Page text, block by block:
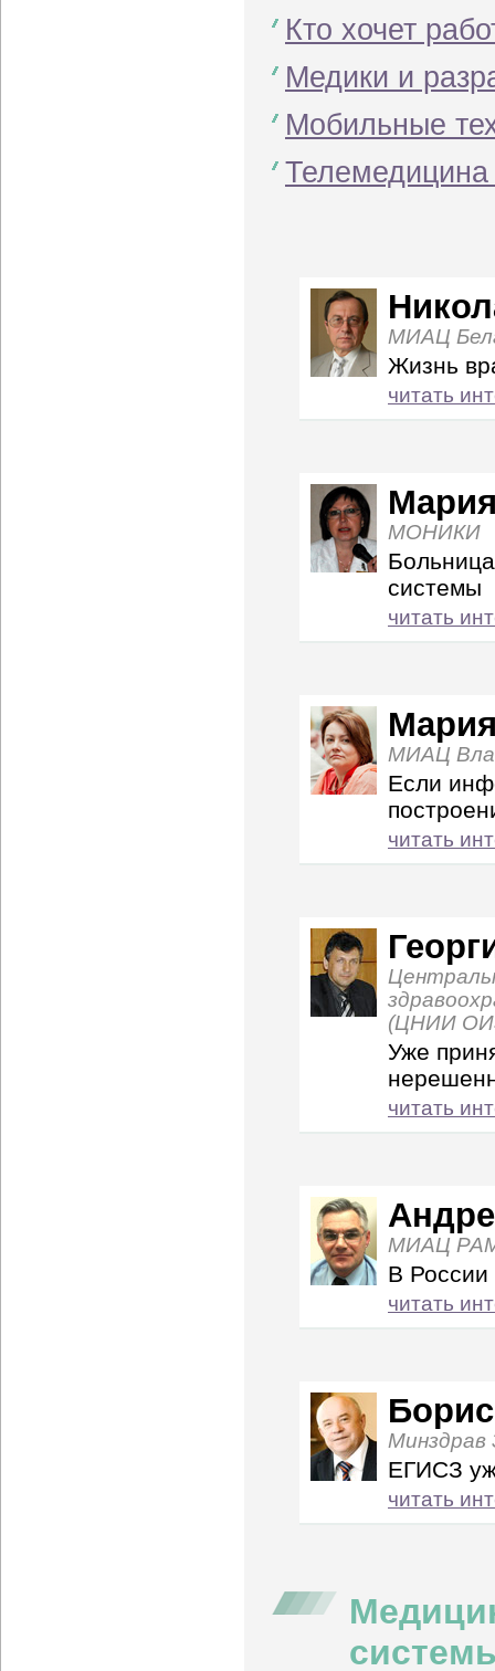
Кто хочет
Медики и
Мобильные
Телемедицина
МИАЦ
Жизнь
читать
МОНИКИ
системы
читать
МИАЦ
Если
читать
(ЦНИИ
Уже
читать
МИАЦ
В России
читать
Минздрав
ЕГИСЗ
читать